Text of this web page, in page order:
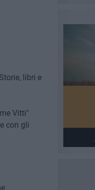
libri e
Vitti"
con gli